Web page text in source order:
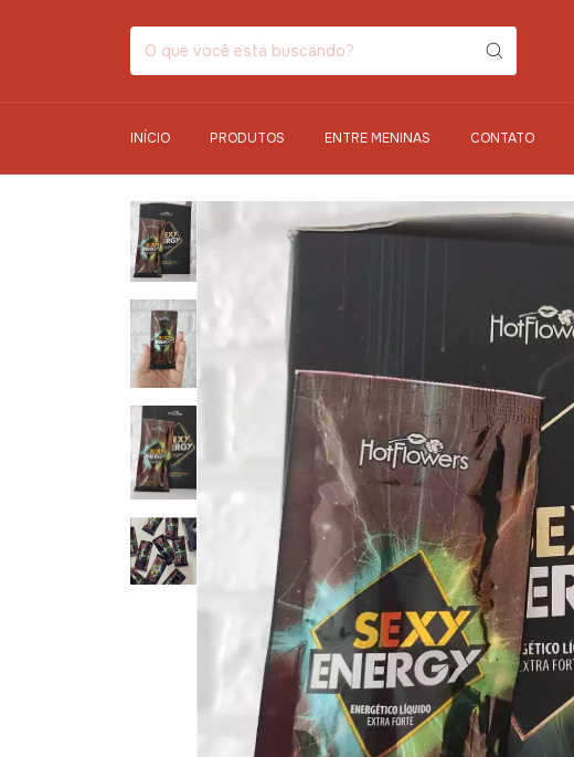
INÍCIO PRODUTOS ENTRE MENINAS CONTATO